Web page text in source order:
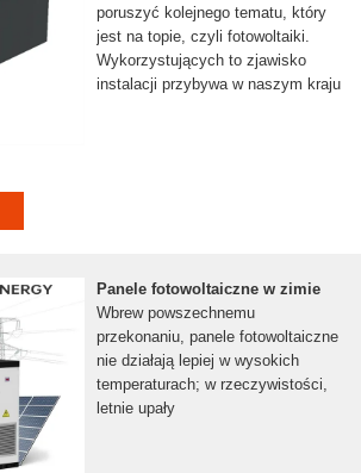
poruszyć kolejnego tematu, który
jest na topie, czyli fotowoltaiki.
Wykorzystujących to zjawisko
instalacji przybywa w naszym kraju
Panele fotowoltaiczne w zimie
Wbrew powszechnemu
przekonaniu, panele fotowoltaiczne
nie działają lepiej w wysokich
temperaturach; w rzeczywistości,
letnie upały